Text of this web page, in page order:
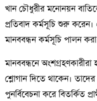
খান চৌধুরীর মনোনয়ন
প্রতিবাদ কর্মসূচি শুরু
মানববন্ধন কর্মসূচি পালন
মানববন্ধনে অংশগ্রহণকারীরা
শ্লোগান দিতে থাকেন। তাদের
পুনর্বিবেচনা করে বিতর্কিত